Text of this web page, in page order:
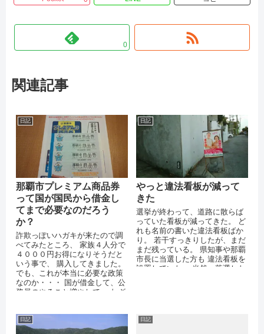
0
関連記事
日記
那覇市プレミアム商品券
って国が国民から借金し
てまで必要なのだろう
か？
詐欺っぽいハガキが来たので調
べてみたところ、 家族４人分で
４０００円お得になりそうだと
いう事で、 購入してきました。
でも、これが本当に必要な政策
なのか・・・ 国が借金して、公
務員のやること増やして、 わざ
日記
やっと違法看板が減って
きた
選挙が終わって、道路に散らば
っていた看板が減ってきた。 ど
れも名前の書いた違法看板ばか
り。 若干すっきりしたが、まだ
まだ残っている。 県知事や那覇
市長に当選した方も 違法看板を
設置していた。 当然、落選した
日記 日記